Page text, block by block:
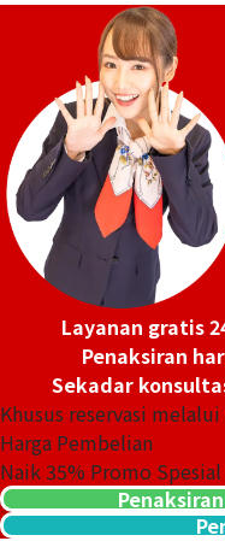
Layanan gratis
Penaksiran
Sekadar
Khusus reservasi melalui
Harga Pembelian
Naik35% Promo